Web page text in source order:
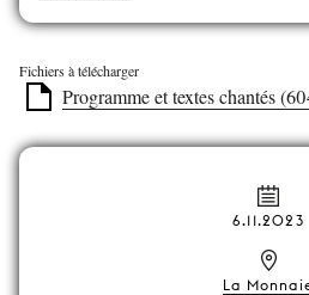
Fichiers à télécharger
Programme et textes chantés
6.11.2023
La